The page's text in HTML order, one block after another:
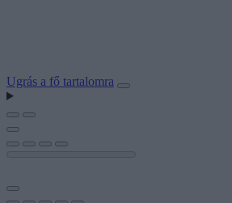
Ugrás a fő tartalomra